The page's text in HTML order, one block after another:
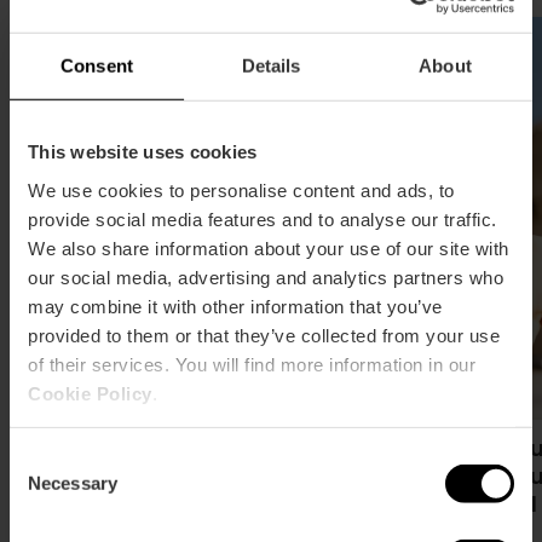
Consent Details About
This website uses cookies
We use cookies to personalise content and ads, to
provide social media features and to analyse our traffic.
We also share information about your use of our site with
our social media, advertising and analytics partners who
may combine it with other information that you’ve
provided to them or that they’ve collected from your use
of their services. You will find more information in our
Cookie Policy
Selection
Necessary
Valencia Tourist Card 24, 48 et 72
heures
14
Card